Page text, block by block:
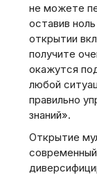
не можете
оставив
открытии
получите
окажутся
любой
правильно
знаний».
Открытие